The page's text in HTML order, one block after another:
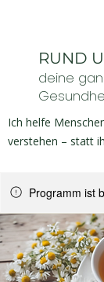
RUND
deine
Ich helfe
verstehen – statt
Programm ist